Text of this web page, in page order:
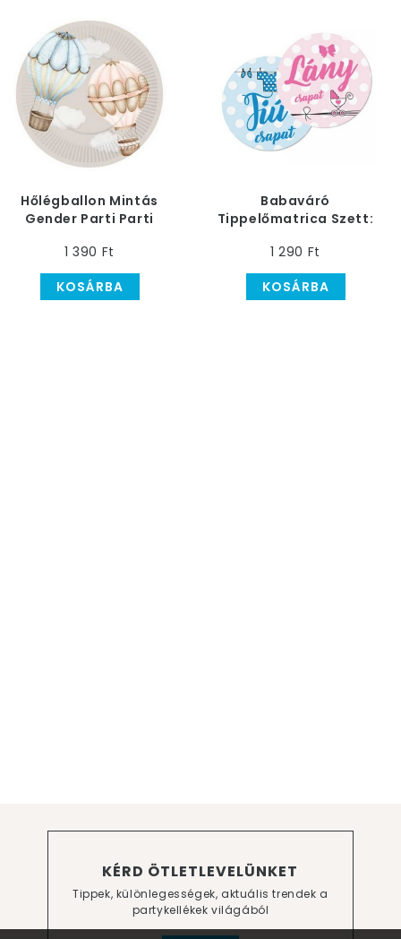
Hőlégballon Mintás
Gender Parti Parti
db-os
1 390 Ft
KOSÁRBA
Babaváró
Tippelőmatrica Szett:
1 290 Ft
KOSÁRBA
KÉRD ÖTLETLEVELÜNKET
Tippek, különlegességek, aktuális trendek a
partykellékek világából